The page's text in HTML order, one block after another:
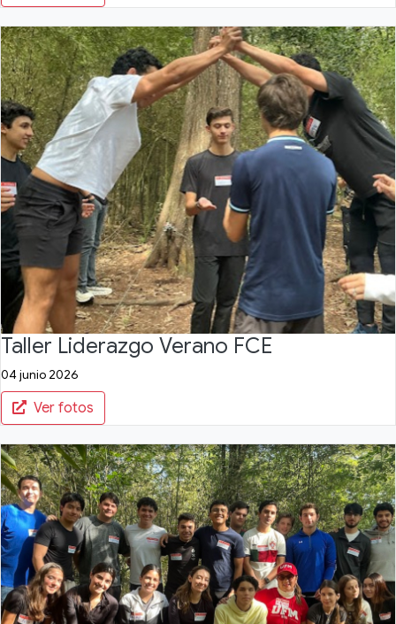
Taller Liderazgo Verano FCE
04 junio 2026
Ver fotos